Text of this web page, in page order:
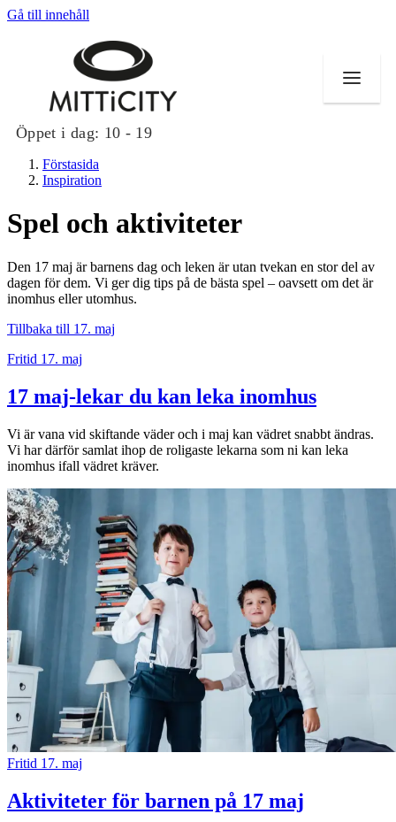
Gå till innehåll
Öppet i dag: 10 - 19
Butiker
Evenemang
Erbjudanden
Inspiration
Sök
Öppettider
Praktisk information
Lediga jobb
Presentkort
Min Shopping-app
Förstasida
Inspiration
Spel och aktiviteter
Den 17 maj är barnens dag och leken är utan tvekan en stor del av
dagen för dem. Vi ger dig tips på de bästa spel – oavsett om det är
inomhus eller utomhus.
Tillbaka till 17. maj
Fritid 17. maj
17 maj-lekar du kan leka inomhus
Vi är vana vid skiftande väder och i maj kan vädret snabbt ändras.
Vi har därför samlat ihop de roligaste lekarna som ni kan leka
inomhus ifall vädret kräver.
Fritid 17. maj
Aktiviteter för barnen på 17 maj